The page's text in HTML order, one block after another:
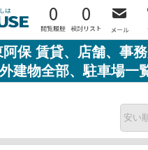
0 0
保 賃貸、店舗、事
建物全部、駐車場一